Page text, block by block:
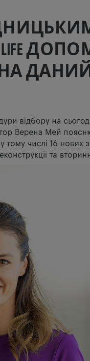
LIFE
ДАНИЙ
відбору на
Верена Мей
у тому числі 16 нових
та